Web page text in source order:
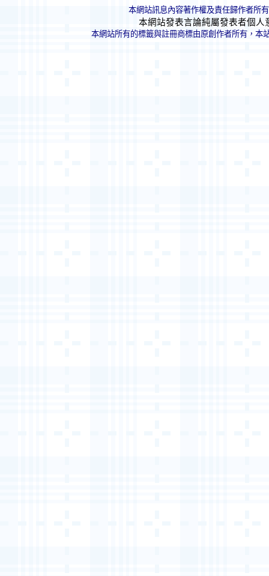
本網站訊息內容著作權及責任歸作者所
本網站發表言論純屬發表者個人
本網站所有的標籤與註冊商標由原創作者所有，本